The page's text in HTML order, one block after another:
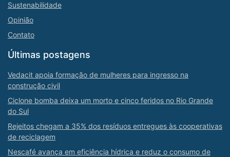
Sustenabilidade
Opinião
Contato
Últimas postagens
Vedacit apoia formação de mulheres para ingresso na
construção civil
Ciclone bomba deixa um morto e cinco feridos no Rio Grande
do Sul
Rejeitos chegam a 35% dos resíduos entregues às cooperativas
de reciclagem
Nescafé avança em eficiência hídrica e reduz o consumo de